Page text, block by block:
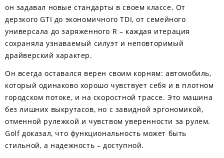
он задавал новые стандарты в своем классе. От
дерзкого GTI до экономичного TDI, от семейного
универсала до заряженного R – каждая итерация
сохраняла узнаваемый силуэт и неповторимый
драйверский характер.
Он всегда оставался верен своим корням: автомобиль,
который одинаково хорошо чувствует себя и в плотном
городском потоке, и на скоростной трассе. Это машина
без лишних выкрутасов, но с завидной эргономикой,
отменной рулежкой и чувством уверенности за рулем.
Golf доказал, что функциональность может быть
стильной, а надежность – доступной.